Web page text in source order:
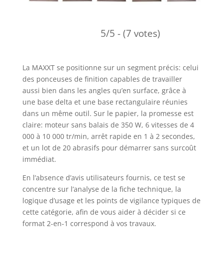
5/5 - (7 votes)
La MAXXT se positionne sur un segment précis: celui
des ponceuses de finition capables de travailler
aussi bien dans les angles qu’en surface, grâce à
une base delta et une base rectangulaire réunies
dans un même outil. Sur le papier, la promesse est
claire: moteur sans balais de 350 W, 6 vitesses de 4
000 à 10 000 tr/min, arrêt rapide en 1 à 2 secondes,
et un lot de 20 abrasifs pour démarrer sans surcoût
immédiat.
En l’absence d’avis utilisateurs fournis, ce test se
concentre sur l’analyse de la fiche technique, la
logique d’usage et les points de vigilance typiques de
cette catégorie, afin de vous aider à décider si ce
format 2-en-1 correspond à vos travaux.